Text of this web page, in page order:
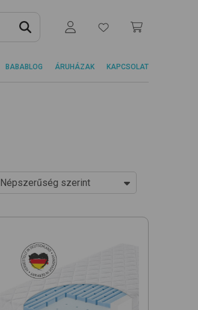
BABABLOG ÁRUHÁZAK KAPCSOLAT
Népszerűség szerint
Népszerűség szerint
Újdonságok
Egységár szerint növekvő
Egységár szerint csökkenő